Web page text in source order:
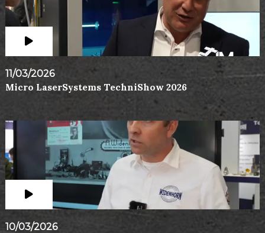
11/03/2026
Micro LaserSystems TechniShow 2026
10/03/2026